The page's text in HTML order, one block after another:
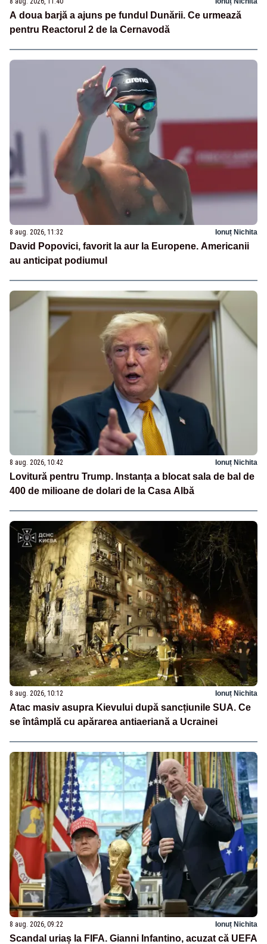
A doua barjă a ajuns pe fundul Dunării. Ce urmează
pentru Reactorul 2 de la Cernavodă
8 aug. 2026, 11:32 Ionuț Nichita
David Popovici, favorit la aur la Europene. Americanii
au anticipat podiumul
8 aug. 2026, 10:42 Ionuț Nichita
Lovitură pentru Trump. Instanța a blocat sala de bal de
400 de milioane de dolari de la Casa Albă
8 aug. 2026, 10:12 Ionuț Nichita
Atac masiv asupra Kievului după sancțiunile SUA. Ce
se întâmplă cu apărarea antiaeriană a Ucrainei
8 aug. 2026, 09:22 Ionuț Nichita
Scandal uriaș la FIFA. Gianni Infantino, acuzat că UEFA